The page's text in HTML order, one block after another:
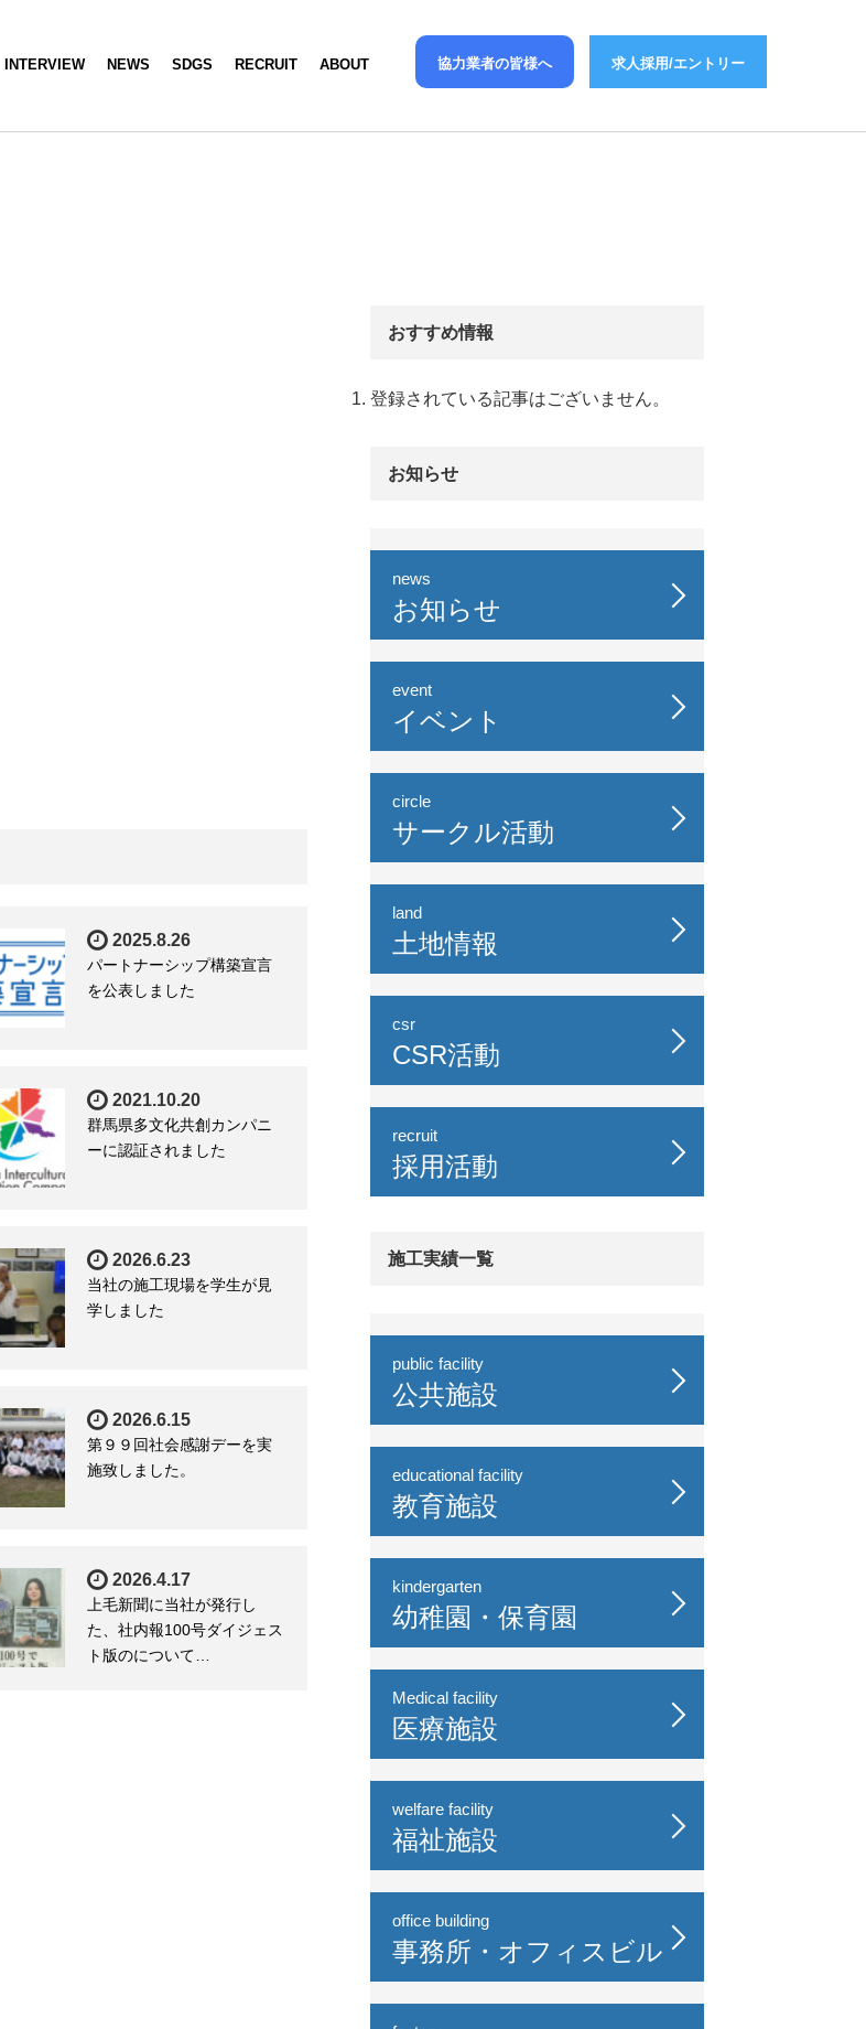
INTERVIEW NEWS SDGS RECRUIT ABOUT 協力業者の皆様へ 求人採用/エントリー
2025.8.26
パートナーシップ構築宣言
を公表しました
2021.10.20
群馬県多文化共創カンパニ
ーに認証されました
2026.6.23
当社の施工現場を学生が見
学しました
2026.6.15
第９９回社会感謝デーを実
施致しました。
2026.4.17
上毛新聞に当社が発行し
た、社内報100号ダイジェス
ト版のについて…
おすすめ情報
登録されている記事はございません。
お知らせ
news
お知らせ
event
イベント
circle
サークル活動
land
土地情報
csr
CSR活動
recruit
採用活動
施工実績一覧
public facility
公共施設
educational facility
教育施設
kindergarten
幼稚園・保育園
Medical facility
医療施設
welfare facility
福祉施設
office building
事務所・オフィスビル